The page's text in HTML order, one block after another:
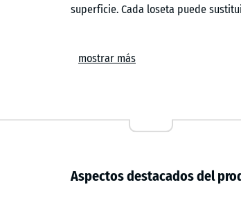
superficie. Cada loseta puede
parques recreativos. También se
Composición y estructura
mostrar más
Aspectos destacados del